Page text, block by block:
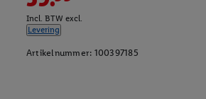
Incl. BTW excl.
Levering
Artikelnummer: 100397185